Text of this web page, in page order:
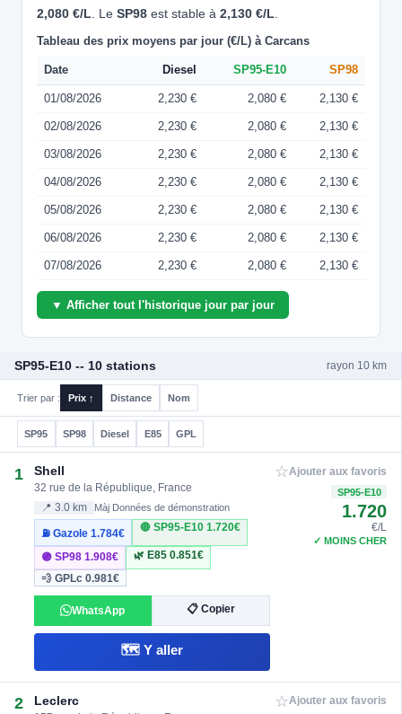
2,080 €/L . Le SP98 est stable à 2,130 €/L
Tableau des prix moyens par jour (€/L) à Carcans
Date Diesel SP95-E10 SP98
01/08/2026 2,230 € 2,080 € 2,130 €
02/08/2026 2,230 € 2,080 € 2,130 €
03/08/2026 2,230 € 2,080 € 2,130 €
04/08/2026 2,230 € 2,080 € 2,130 €
05/08/2026 2,230 € 2,080 € 2,130 €
06/08/2026 2,230 € 2,080 € 2,130 €
07/08/2026 2,230 € 2,080 € 2,130 €
▼ Afficher tout l'historique jour par jour
SP95-E10 -- 10 stations rayon 10 km
Trier par : Prix ↑ Distance Nom
SP95 SP98 Diesel E85 GPL
1 Shell
32 rue de la République, France
📍 3.0 km Màj Données de démonstration
⛽ Gazole1.784€
🔴 SP95-E10 1.720€
🟣 SP981.908€ 🌿 E85 0.851€
💨 GPLc0.981€
WhatsApp 📋 Copier
🗺️ Y aller
☆Ajouter aux favoris
SP95-E10
1.720
€/L
✓ MOINS CHER
2 Leclerc ☆Ajouter aux favoris